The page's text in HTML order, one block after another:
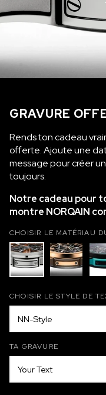
GRAVURE
Rends ton cadeau
offerte. Ajoute une
message pour créer
toujours.
Notre cadeau pour
montre NORQAIN
CHOISIR LE MATÉRIAU
CHOISIR LE STYLE DE
TA GRAVURE